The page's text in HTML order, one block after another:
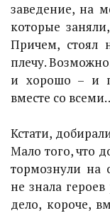
заведение, на
которые
Причем, стоял
плечу.
и хорошо – и
вместе со
Кстати,
Мало того, что
тормознули на
не знала
дело, короче,